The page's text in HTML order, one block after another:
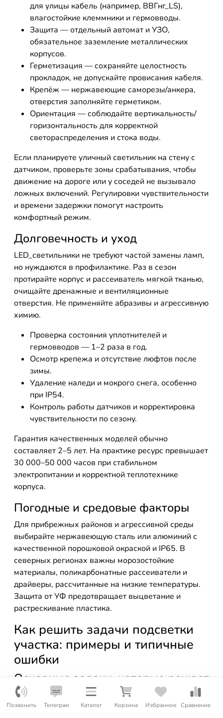
Позвонить Телеграм Каталог Корзина Избранное Сравнение
для улицы кабель (например, ВВГнг_LS),
влагостойкие клеммники и гермовводы.
Защита — отдельный автомат и УЗО,
обязательное заземление металлических
корпусов.
Герметизация — сохраняйте целостность
прокладок, не допускайте провисания кабеля.
Крепёж — нержавеющие саморезы/анкера,
отверстия заполняйте герметиком.
Ориентация — соблюдайте вертикальность/
горизонтальность для корректной
светораспределения и стока воды.
Если планируете уличный светильник на стену с
датчиком, проверьте зоны срабатывания, чтобы
движение на дороге или у соседей не вызывало
ложных включений. Регулировки чувствительности
и времени задержки помогут настроить
комфортный режим.
Долговечность и уход
LED_светильники не требуют частой замены ламп,
но нуждаются в профилактике. Раз в сезон
протирайте корпус и рассеиватель мягкой тканью,
очищайте дренажные и вентиляционные
отверстия. Не применяйте абразивы и агрессивную
химию.
Проверка состояния уплотнителей и
гермовводов — 1–2 раза в год.
Осмотр крепежа и отсутствие люфтов после
зимы.
Удаление наледи и мокрого снега, особенно
при IP54.
Контроль работы датчиков и корректировка
чувствительности по сезону.
Гарантия качественных моделей обычно
составляет 2–5 лет. На практике ресурс превышает
30 000–50 000 часов при стабильном
электропитании и корректной теплотехнике
корпуса.
Погодные и средовые факторы
Для прибрежных районов и агрессивной среды
выбирайте нержавеющую сталь или алюминий с
качественной порошковой окраской и IP65. В
северных регионах важны морозостойкие
материалы, поликарбонатные рассеиватели и
драйверы, рассчитанные на низкие температуры.
Защита от УФ предотвращает выцветание и
растрескивание пластика.
Как решить задачи подсветки
участка: примеры и типичные
ошибки
Основные задачи, которые решает
наружное бра
Светильник уличный настенный — универсальный